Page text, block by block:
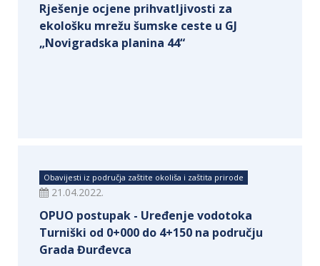
Rješenje ocjene prihvatljivosti za
ekološku mrežu šumske ceste u GJ
„Novigradska planina 44“
Obavijesti iz područja zaštite okoliša i zaštita prirode
21.04.2022.
OPUO postupak - Uređenje vodotoka
Turniški od 0+000 do 4+150 na području
Grada Đurđevca